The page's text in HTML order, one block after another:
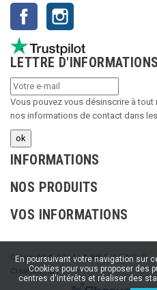
Facebook
LETTRE D'INFORMATIONS
Vous pouvez vous désinscrire à
nos informations de contact dans
INFORMATIONS
NOS PRODUITS
VOS INFORMATIONS
Copyright © 2024 LA RIBOULDINGUE
Création :SFI
En poursuivant votre navigation sur
Cookies pour vous proposer des
centres d'intérêts et réaliser des